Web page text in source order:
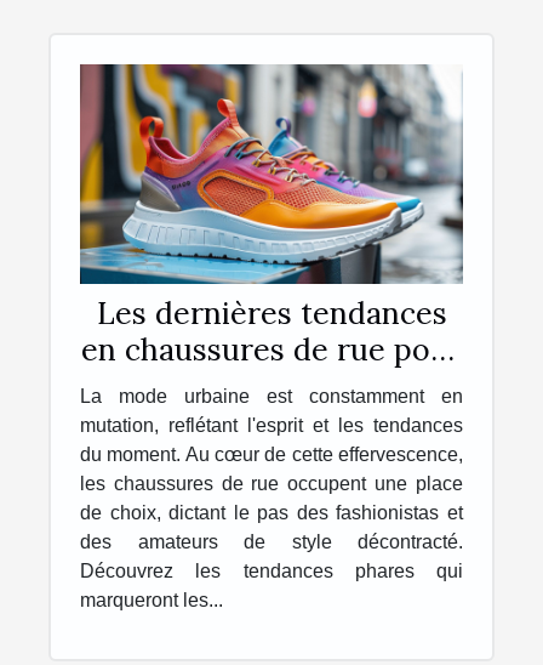
Les dernières tendances
en chaussures de rue pour
la saison à venir
La mode urbaine est constamment en
mutation, reflétant l'esprit et les tendances
du moment. Au cœur de cette effervescence,
les chaussures de rue occupent une place
de choix, dictant le pas des fashionistas et
des amateurs de style décontracté.
Découvrez les tendances phares qui
marqueront les...